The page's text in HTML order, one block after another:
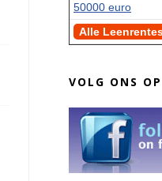
50000 euro
Alle
VOLG ONS